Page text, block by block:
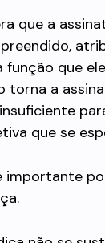
que a
função que
torna a
que se
importante